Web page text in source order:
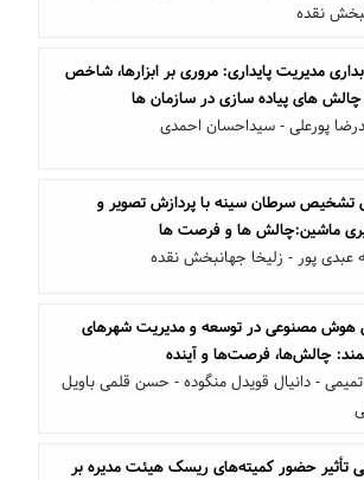
نقده
مدیریت پایداری: مروری بر ابزارها، شاخص
های پیاده سازی در سازمان ها
پورعلی - سیداحسان احمدی
تشخیص سرطان سینه با پردازش تصویر و
ماشین:چالش ها و فرصت ها
عبدی پور - زلیخا جهانبخش نقده
مصنوعی در توسعه و مدیریت شهرهای
چالش‌ها، فرصت‌ها و آینده
تمیمی - دانیال قویدل منگوده - حسن قلمی باویل
تأثیر حضور کمیته‌های ریسک هیئت مدیره بر